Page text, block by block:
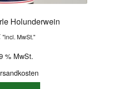
Holunderwein
"incl. MwSt."
% MwSt.